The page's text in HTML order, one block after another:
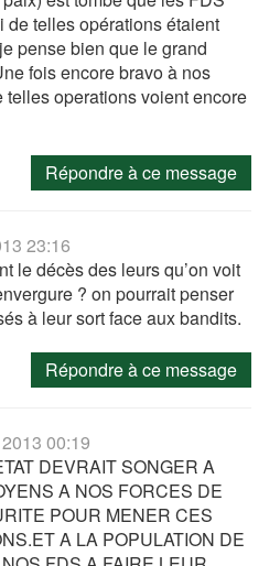
de telles opérations étaient
pense bien que le grand
fois encore bravo à nos
telles operations voient encore
Répondre à ce message
23:16
le décès des leurs qu’on voit
? on pourrait penser
à leur sort face aux bandits.
Répondre à ce message
00:19
DEVRAIT SONGER A
A NOS FORCES DE
POUR MENER CES
A LA POPULATION DE